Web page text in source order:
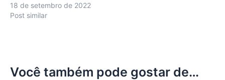
18 de setembro de 2022
Post similar
Você também pode gostar de…